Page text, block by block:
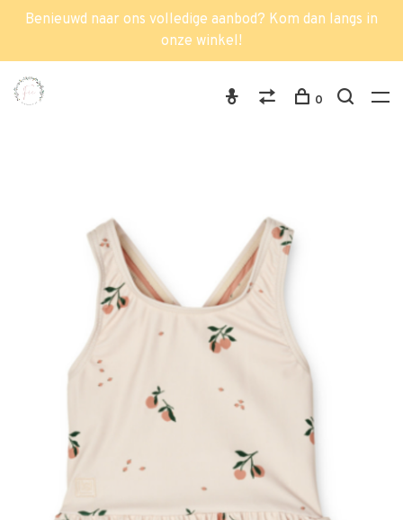
Benieuwd naar ons volledige aanbod? Kom dan langs in
onze winkel!
0